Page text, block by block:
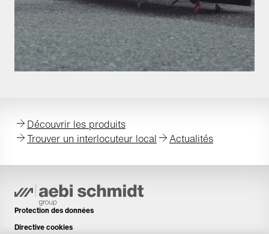
Découvrir les produits
Trouver un interlocuteur local
Actualités
Protection des données
Directive cookies